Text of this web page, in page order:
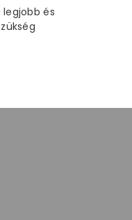
és